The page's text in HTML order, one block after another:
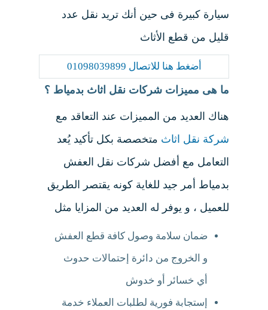
سيارة كبيرة فى حين أنك تريد نقل عدد
قليل من قطع الأثاث
أضغط هنا للاتصال 01098039899
ما هى مميزات شركات نقل اثاث بدمياط ؟
هناك العديد من المميزات عند التعاقد مع
شركة نقل اثاث متخصصة بكل تأكيد يُعد
التعامل مع أفضل شركات نقل العفش
بدمياط أمر جيد للغاية كونه يقتصر الطريق
للعميل ، و يوفر له العديد من المزايا مثل
ضمان سلامة وصول كافة قطع العفش
و الخروج من دائرة إحتمالات حدوث
أي خسائر أو خدوش
إستجابة فورية لطلبات العملاء خدمة